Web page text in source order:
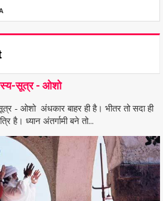
सूत्र - ओशो
- ओशो अंधकार बाहर ही है। भीतर तो सदा ही
है। ध्यान अंतर्गामी बने तो...